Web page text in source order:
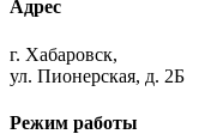
Адрес
г. Хабаровск,
ул. Пионерская, д. 2Б
Режим работы